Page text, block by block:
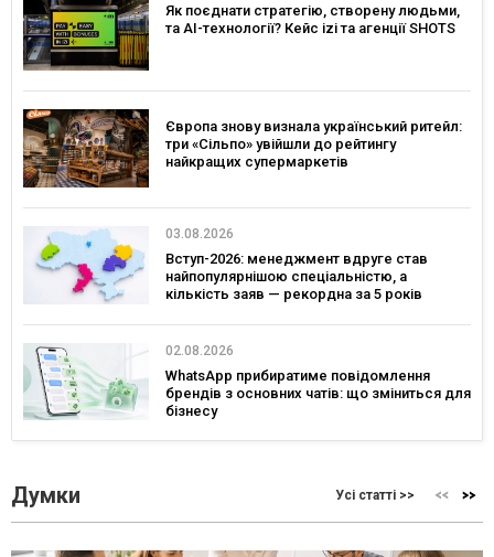
Як поєднати стратегію, створену людьми,
та AI-технології? Кейс izi та агенції SHOTS
Європа знову визнала український ритейл:
три «Сільпо» увійшли до рейтингу
найкращих супермаркетів
03.08.2026
Вступ-2026: менеджмент вдруге став
найпопулярнішою спеціальністю, а
кількість заяв — рекордна за 5 років
02.08.2026
WhatsApp прибиратиме повідомлення
брендів з основних чатів: що зміниться для
бізнесу
Думки Усі статті >>